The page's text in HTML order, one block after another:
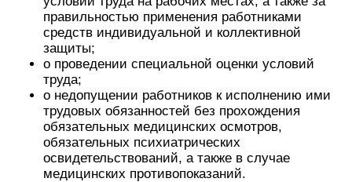
правильностью применения работниками
средств индивидуальной и коллективной
защиты;
о проведении специальной оценки условий
труда;
о недопущении работников к исполнению ими
трудовых обязанностей без прохождения
обязательных медицинских осмотров,
обязательных психиатрических
освидетельствований, а также в случае
медицинских противопоказаний.